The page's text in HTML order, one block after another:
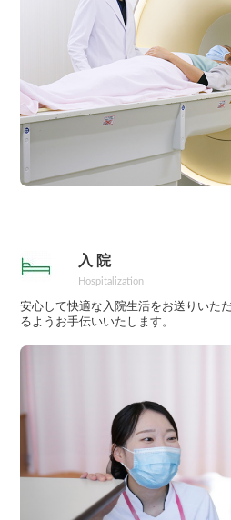
入 院
Hospitalization
安心して快適な入院生活をお送りいた
るようお手伝いいたします。